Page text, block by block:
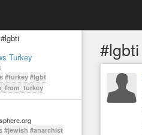
Turkey
#turkey #lgbt
#jewish #anarchist
#lgbti